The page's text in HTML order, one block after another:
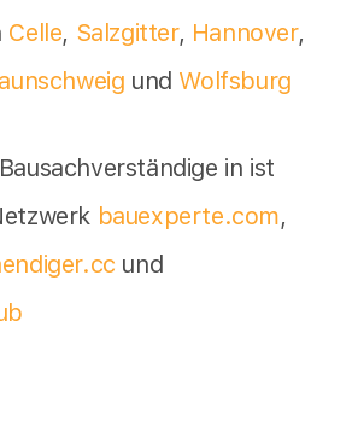
Celle, Salzgitter, Hannover,
und Wolfsburg
in ist
bauexperte.com,
und